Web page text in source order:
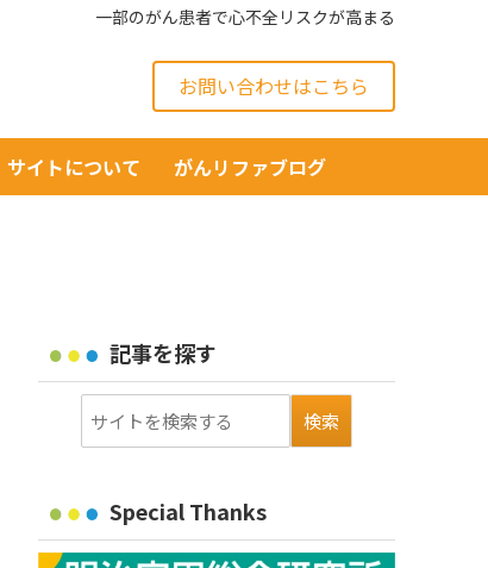
一部のがん患者で心不全リスクが高まる
お問い合わせはこちら
サイトについて がんリファブログ
記事を探す
Special Thanks